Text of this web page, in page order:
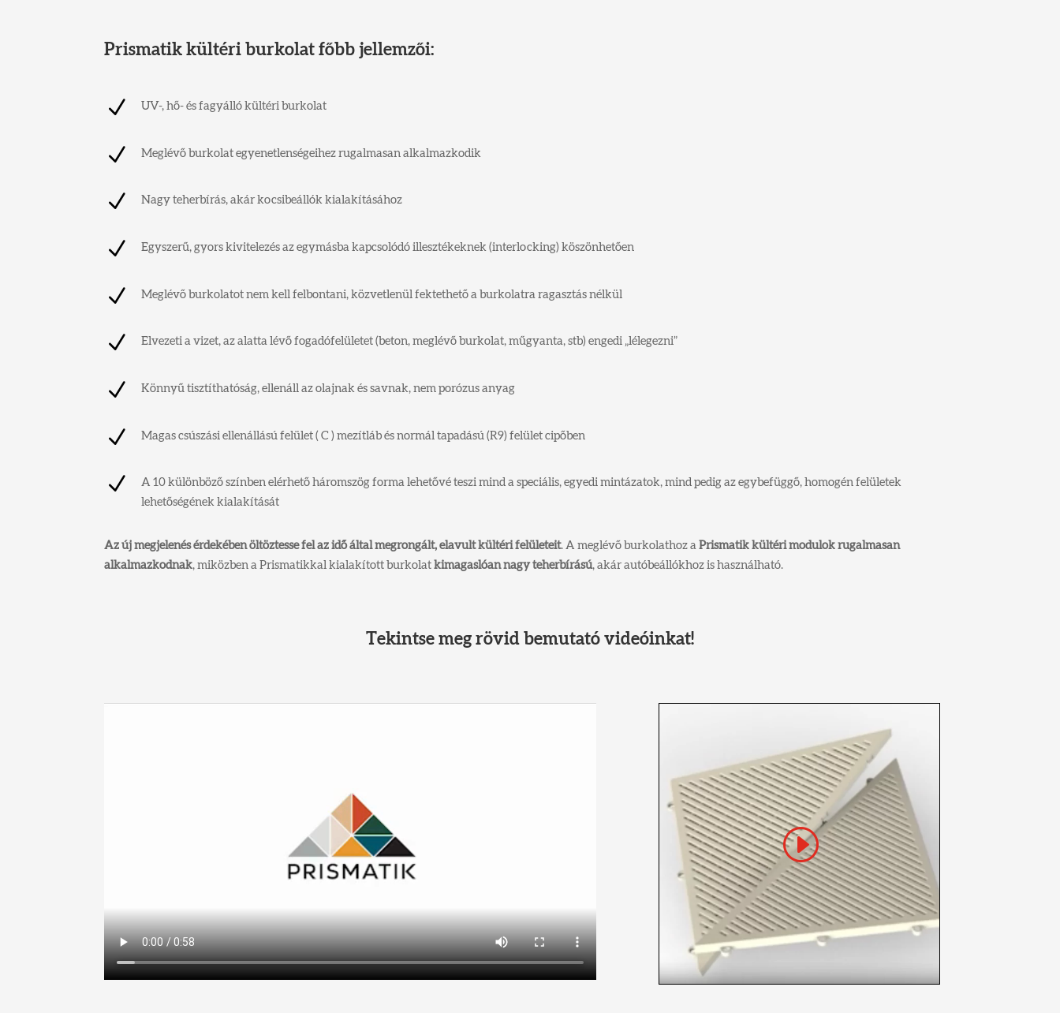
Prismatik kültéri burkolat főbb jellemzői:
N UV-, hő- és fagyálló kültéri burkolat
N Meglévő burkolat egyenetlenségeihez rugalmasan alkalmazkodik
N Nagy teherbírás, akár kocsibeállók kialakításához
N Egyszerű, gyors kivitelezés az egymásba kapcsolódó illesztékeknek (interlocking) köszönhetően
N Meglévő burkolatot nem kell felbontani, közvetlenül fektethető a burkolatra ragasztás nélkül
N Elvezeti a vizet, az alatta lévő fogadófelületet (beton, meglévő burkolat, műgyanta, stb) engedi „lélegezni”
N Könnyű tisztíthatóság, ellenáll az olajnak és savnak, nem porózus anyag
N Magas csúszási ellenállású felület ( C ) mezítláb és normál tapadású (R9) felület cipőben
N
A 10 különböző színben elérhető háromszög forma lehetővé teszi mind a speciális, egyedi mintázatok, mind pedig az egybefüggő, homogén felületek
lehetőségének kialakítását
Az új megjelenés érdekében öltöztesse fel az idő által megrongált, elavult kültéri felületeit. A meglévő burkolathoz a Prismatik kültéri modulok rugalmasan
alkalmazkodnak, miközben a Prismatikkal kialakított burkolat kimagaslóan nagy teherbírású, akár autóbeállókhoz is használható.
Tekintse meg rövid bemutató videóinkat!